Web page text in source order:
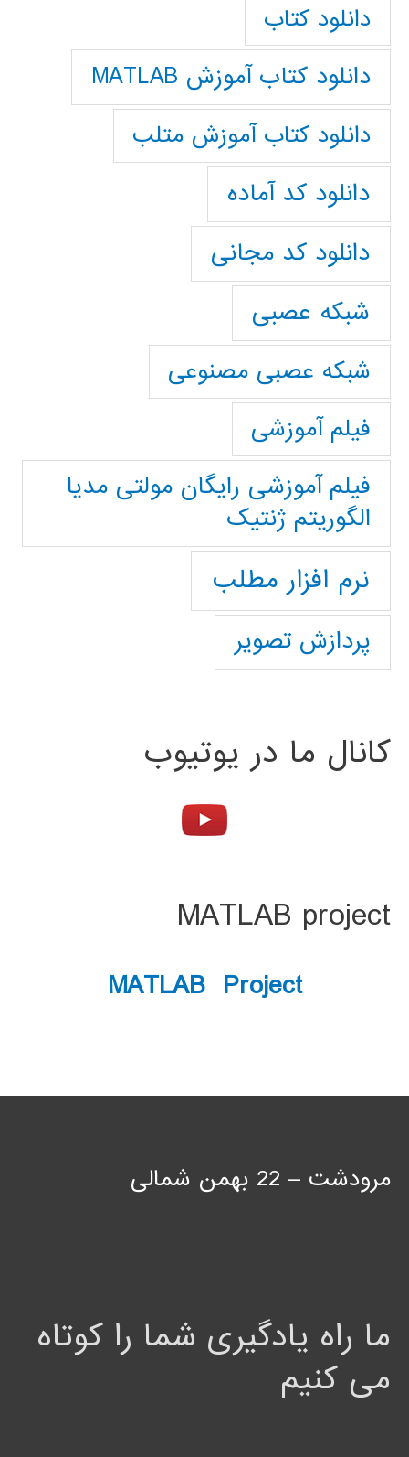
دانلود کتاب
دانلود کتاب آموزش MATLAB
دانلود کتاب آموزش متلب
دانلود کد آماده
دانلود کد مجانی
شبکه عصبی
شبکه عصبی مصنوعی
فیلم آموزشی
فیلم آموزشی رایگان مولتی مدیا
الگوریتم ژنتیک
نرم افزار مطلب
پردازش تصویر
کانال ما در یوتیوب
MATLAB project
MATLAB Project
مرودشت – 22 بهمن شمالی
ما راه یادگیری شما را کوتاه
می کنیم